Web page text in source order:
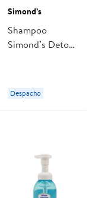
Simond’s
Shampoo
Simond’s Detox
Despacho